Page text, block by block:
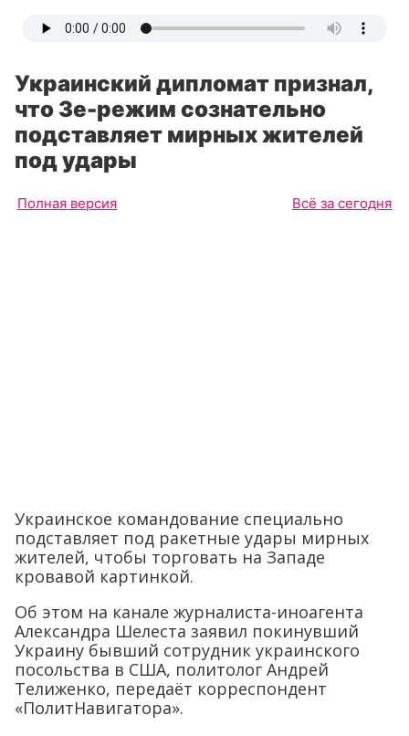
Украинский дипломат признал,
что Зе-режим сознательно
подставляет мирных жителей
под удары
Полная версия Всё за сегодня
Украинское командование специально
подставляет под ракетные удары мирных
жителей, чтобы торговать на Западе
кровавой картинкой.
Об этом на канале журналиста-иноагента
Александра Шелеста заявил покинувший
Украину бывший сотрудник украинского
посольства в США, политолог Андрей
Телиженко, передаёт корреспондент
«ПолитНавигатора».